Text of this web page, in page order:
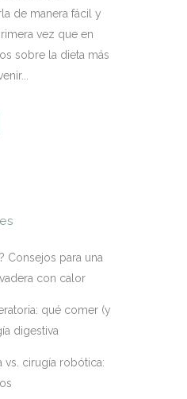
de manera fácil y
vez que en
sobre la dieta más
Consejos para una
con calor
qué comer (y
digestiva
vs. cirugía robótica: